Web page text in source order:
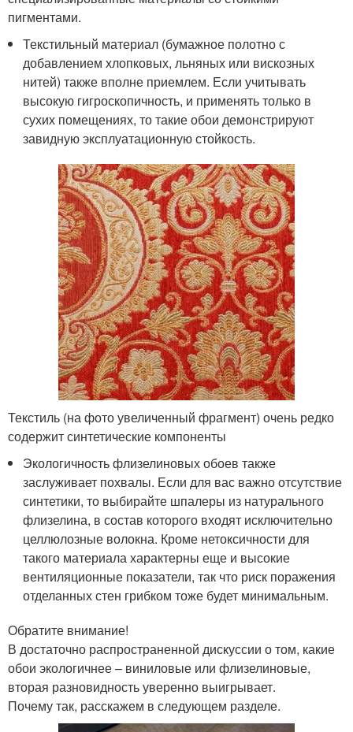
пигментами.
Текстильный материал (бумажное полотно с
добавлением хлопковых, льняных или вискозных
нитей) также вполне приемлем. Если учитывать
высокую гигроскопичность, и применять только в
сухих помещениях, то такие обои демонстрируют
завидную эксплуатационную стойкость.
Текстиль (на фото увеличенный фрагмент) очень редко
содержит синтетические компоненты
Экологичность флизелиновых обоев также
заслуживает похвалы. Если для вас важно отсутствие
синтетики, то выбирайте шпалеры из натурального
флизелина, в состав которого входят исключительно
целлюлозные волокна. Кроме нетоксичности для
такого материала характерны еще и высокие
вентиляционные показатели, так что риск поражения
отделанных стен грибком тоже будет минимальным.
Обратите внимание!
В достаточно распространенной дискуссии о том, какие
обои экологичнее – виниловые или флизелиновые,
вторая разновидность уверенно выигрывает.
Почему так, расскажем в следующем разделе.